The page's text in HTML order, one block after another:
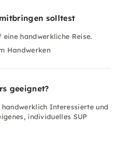
solltest
handwerkliche Reise.
Handwerken
geeignet?
Interessierte und
individuelles SUP